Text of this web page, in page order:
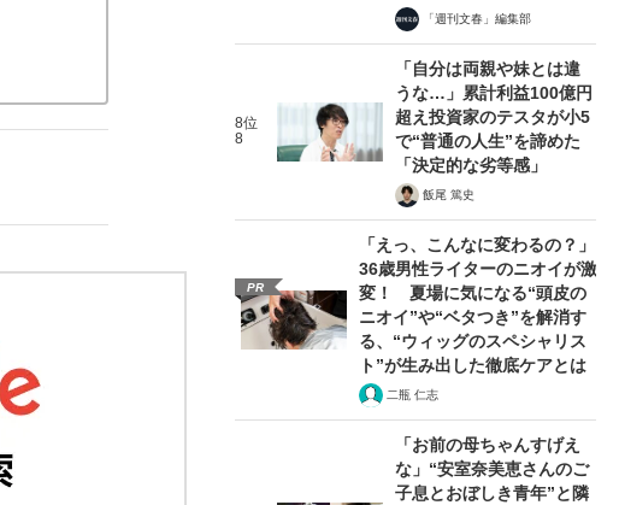
「週刊文春」編集部
8位
8
「自分は両親や妹とは違
うな…」累計利益100億円
超え投資家のテスタが小5
で“普通の人生”を諦めた
「決定的な劣等感」
飯尾 篤史
PR
「えっ、こんなに変わるの？」
36歳男性ライターのニオイが激
変！ 夏場に気になる“頭皮の
ニオイ”や“ベタつき”を解消す
る、“ウィッグのスペシャリス
ト”が生み出した徹底ケアとは
二瓶 仁志
「お前の母ちゃんすげえ
な」“安室奈美恵さんのご
子息とおぼしき青年”と隣